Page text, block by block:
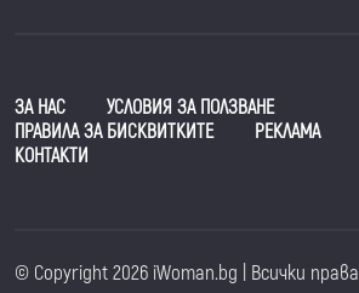
ЗА НАС
УСЛОВИЯ ЗА ПОЛЗВАНЕ
ПРАВИЛА ЗА БИСКВИТКИТЕ
РЕКЛАМА
КОНТАКТИ
© Copyright 2026 iWoman.bg | Всички